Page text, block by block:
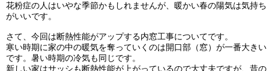
花粉症の人はいやな季節かもしれませんが、暖かい春の陽気は気持ち
がいいです。
さて、今回は断熱性能がアップする内窓工事についてです。
寒い時期に家の中の暖気を奪っていくのは開口部（窓）が一番大きい
です。暑い時期の冷気も同じです。
新しい家はサッシも断熱性能が上がっているので大丈夫ですが、昔の